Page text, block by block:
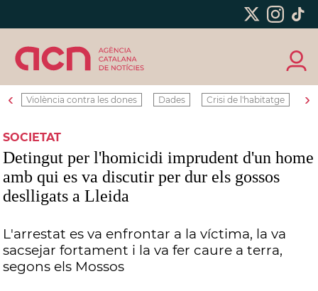
‹ Violència contra les dones Dades Crisi de l'habitatge ›
SOCIETAT
Detingut per l'homicidi imprudent d'un home
amb qui es va discutir per dur els gossos
deslligats a Lleida
L'arrestat es va enfrontar a la víctima, la va
sacsejar fortament i la va fer caure a terra,
segons els Mossos